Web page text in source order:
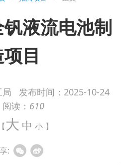
液流电池制
目
发布时间： 2025-10-24
阅读： 610
大 中 小 】
:
业园区
富，全钒液流电池作为